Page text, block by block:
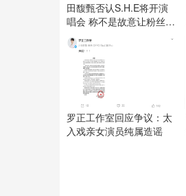
田馥甄否认S.H.E将开演
唱会 称不是故意让粉丝失
望
罗正工作室回应争议：太
入戏亲女演员纯属造谣